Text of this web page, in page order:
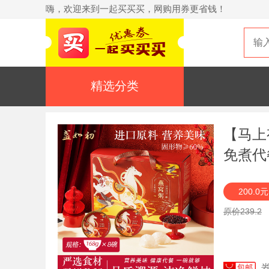
嗨，欢迎来到一起买买买，网购用券更省钱！
精选分类
【马
免煮
200.0
原价239.2